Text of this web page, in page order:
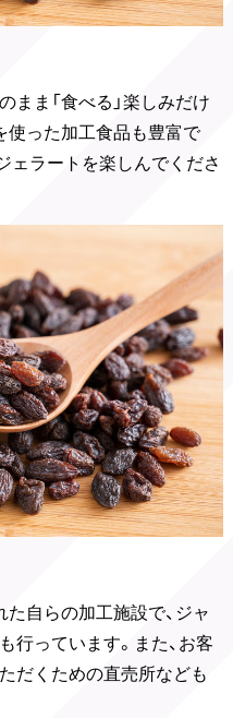
ま「食べる」楽しみだけ
使った加工食品も豊富で
ェラートを楽しんでくださ
自らの加工施設で、ジャ
行っています。また、お客
だくための直売所なども